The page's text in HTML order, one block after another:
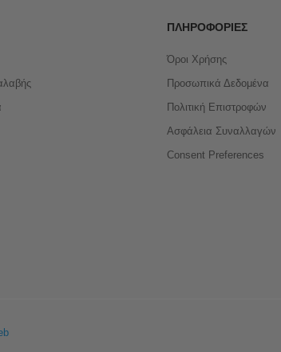
ΠΛΗΡΟΦΟΡΊΕΣ
Όροι Χρήσης
Προσωπικά Δεδομένα
Πολιτική Επιστροφών
Ασφάλεια Συναλλαγών
Consent Preferences